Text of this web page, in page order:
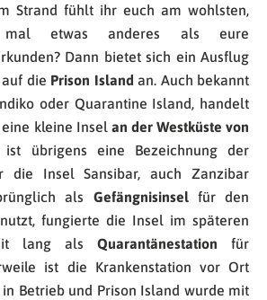
Strand fühlt ihr euch am wohlsten,
etwas anderes als eure
Dann bietet sich ein Ausflug
die Prison Island an. Auch bekannt
oder Quarantine Island, handelt
kleine Insel an der Westküste von
ist übrigens eine Bezeichnung der
die Insel Sansibar, auch Zanzibar
als Gefängnisinselfür den
fungierte die Insel im späteren
lang als Quarantänestation für
ist die Krankenstation vor Ort
Betrieb und Prison Island wurde mit